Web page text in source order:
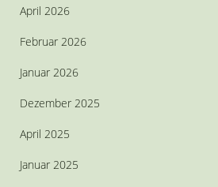
April 2026
Februar 2026
Januar 2026
Dezember 2025
April 2025
Januar 2025